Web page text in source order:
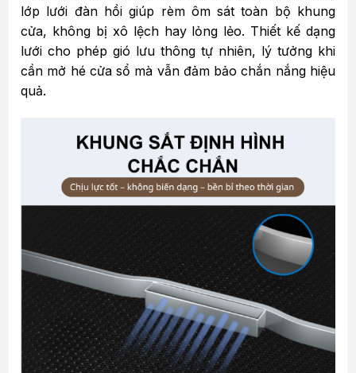
lớp lưới đàn hồi giúp rèm ôm sát toàn bộ khung
cửa, không bị xô lệch hay lỏng lẻo. Thiết kế dạng
lưới cho phép gió lưu thông tự nhiên, lý tưởng khi
cần mở hé cửa sổ mà vẫn đảm bảo chắn nắng hiệu
quả.